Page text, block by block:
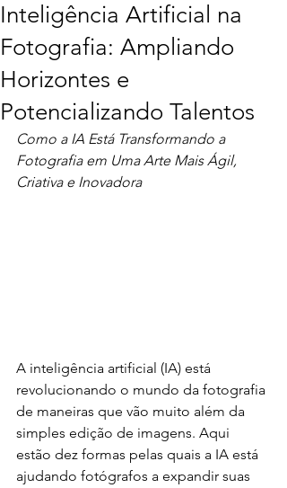
Inteligência Artificial na
Fotografia: Ampliando
Horizontes e
Potencializando Talentos
Como a IA Está Transformando a
Fotografia em Uma Arte Mais Ágil,
Criativa e Inovadora
A inteligência artificial (IA) está
revolucionando o mundo da fotografia
de maneiras que vão muito além da
simples edição de imagens. Aqui
estão dez formas pelas quais a IA está
ajudando fotógrafos a expandir suas